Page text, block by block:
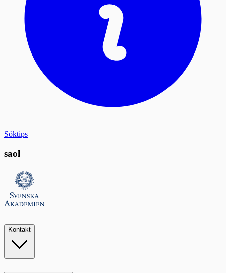
Söktips
saol
Kontakt